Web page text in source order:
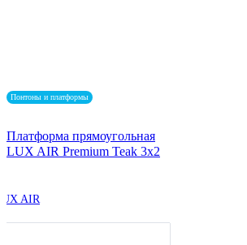
Понтоны и платформы
Платформа прямоугольная
LUX AIR Premium Teak 3x2
AIR